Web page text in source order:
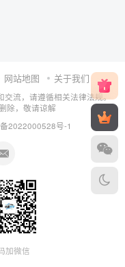
网站地图 关于我们
流，请遵循相关法律法规。
除，敬请谅解
2022000528号-1
加微信